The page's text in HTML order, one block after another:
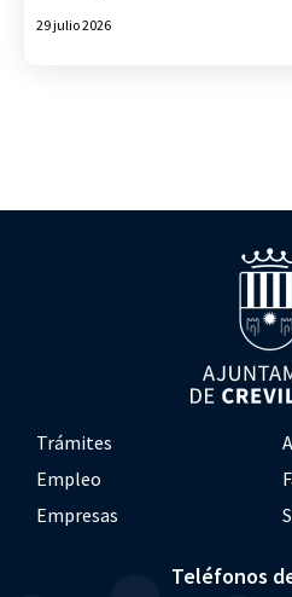
29 julio 2026
Trámites
Empleo
Empresas
Teléfonos